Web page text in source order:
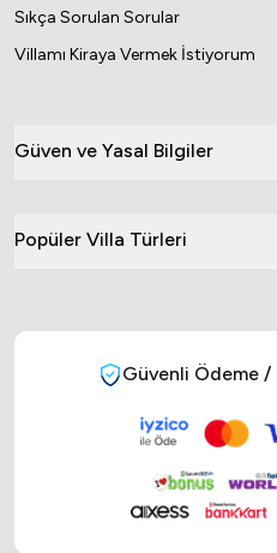
Sıkça Sorulan Sorular
Villamı Kiraya Vermek İstiyorum
Güven ve Yasal Bilgiler
Popüler Villa Türleri
Güvenli Ödeme